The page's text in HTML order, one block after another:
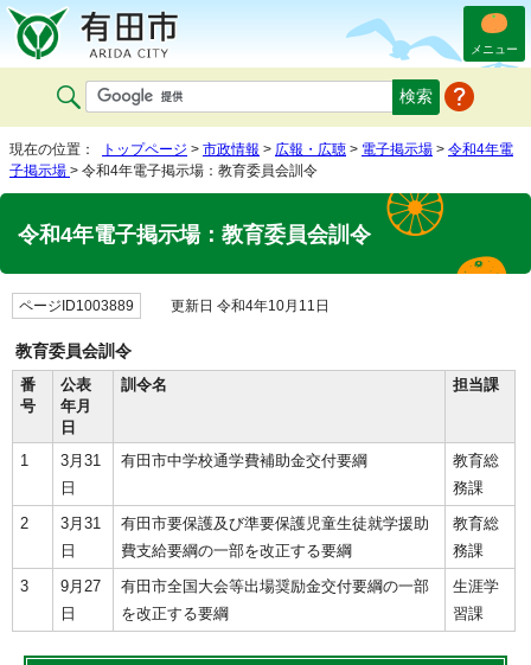
メニュー
現在の位置： トップページ > 市政情報 > 広報・広聴 > 電子掲示場 > 令和4年電
子掲示場 > 令和4年電子掲示場：教育委員会訓令
令和4年電子掲示場：教育委員会訓令
ページID1003889 更新日 令和4年10月11日
教育委員会訓令
番
号
公表
年月
日
訓令名 担当課
1
3月31
日
有田市中学校通学費補助金交付要綱
教育総
務課
2
3月31
日
有田市要保護及び準要保護児童生徒就学援助
費支給要綱の一部を改正する要綱
教育総
務課
3
9月27
日
有田市全国大会等出場奨励金交付要綱の一部
を改正する要綱
生涯学
習課